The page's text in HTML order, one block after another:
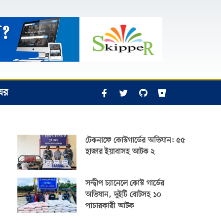
টেকনাফে কোস্টগার্ডের অভিযান: ৫৫
হাজার ইয়াবাসহ আটক ২
সন্দ্বীপ চ্যানেলে কোস্ট গার্ডের
অভিযান, দুইটি বোটসহ ১০
পাচারকারী আটক